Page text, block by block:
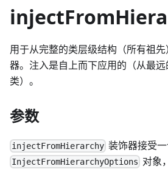
用于从完整的类层级结构（所有祖
器。注入是自上而下应用的（从最
类）。
参数
injectFromHierarchy 装饰器接受
InjectFromHierarchyOptions 对象